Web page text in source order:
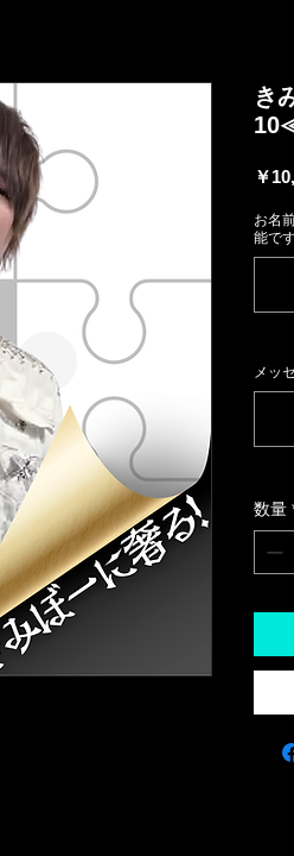
き
￥
お名
能で
メッ
数量